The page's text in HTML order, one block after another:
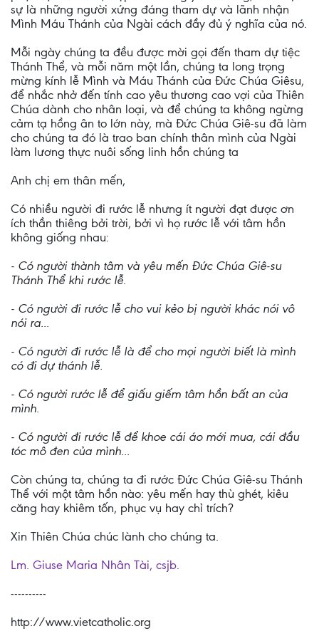
sự là những người xứng đáng tham dự và lãnh nhận
Mình Máu Thánh của Ngài cách đầy đủ ý nghĩa của nó.
Mỗi ngày chúng ta đều được mời gọi đến tham dự tiệc
Thánh Thể, và mỗi năm một lần, chúng ta long trọng
mừng kính lễ Mình và Máu Thánh của Đức Chúa Giêsu,
để nhắc nhở đến tính cao yêu thương cao vợi của Thiên
Chúa dành cho nhân loại, và để chúng ta không ngừng
cảm tạ hồng ân to lớn này, mà Đức Chúa Giê-su đã làm
cho chúng ta đó là trao ban chính thân mình của Ngài
làm lương thực nuôi sống linh hồn chúng ta
Anh chị em thân mến,
Có nhiều người đi rước lễ nhưng ít người đạt được ơn
ích thần thiêng bởi trời, bởi vì họ rước lễ với tâm hồn
không giống nhau:
- Có người thành tâm và yêu mến Đức Chúa Giê-su
Thánh Thể khi rước lễ.
- Có người đi rước lễ cho vui kẻo bị người khác nói vô
nói ra...
- Có người đi rước lễ là để cho mọi người biết là mình
có đi dự thánh lễ.
- Có người rước lễ để giấu giếm tâm hồn bất an của
mình.
- Có người đi rước lễ để khoe cái áo mới mua, cái đầu
tóc mô đen của mình...
Còn chúng ta, chúng ta đi rước Đức Chúa Giê-su Thánh
Thể với một tâm hồn nào: yêu mến hay thù ghét, kiêu
căng hay khiêm tốn, phục vụ hay chỉ trích?
Xin Thiên Chúa chúc lành cho chúng ta.
Lm. Giuse Maria Nhân Tài, csjb.
----------
http://www.vietcatholic.org